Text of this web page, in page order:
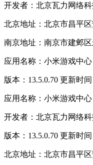
开发者：北京瓦力网络科
北京地址：北京市昌平
南京地址：南京市建邺
应用名称：小米游戏中心
版本：13.5.0.70 更新时
应用名称：小米游戏中心
开发者：北京瓦力网络
版本：13.5.0.70 更新时
北京地址：北京市昌平